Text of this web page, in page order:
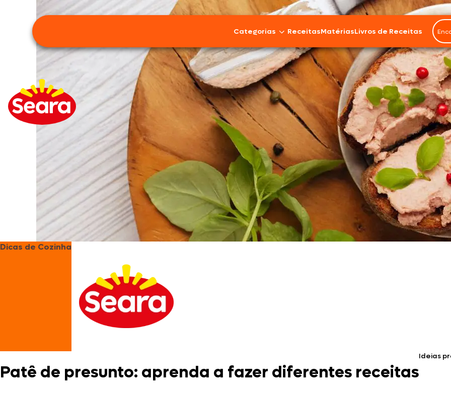
Categorias
Bovinos
Cordeiro
Carnes Suínas
Aves
Frios e Embutidos
Peixes e Frutos do Mar
100% Vegetal
Doces, Bolos e Sobremesas
ReceitasMatériasLivros de Receitas
Dicas de Cozinha
Patê de presunto: aprenda a fazer diferentes receitas
Ideias